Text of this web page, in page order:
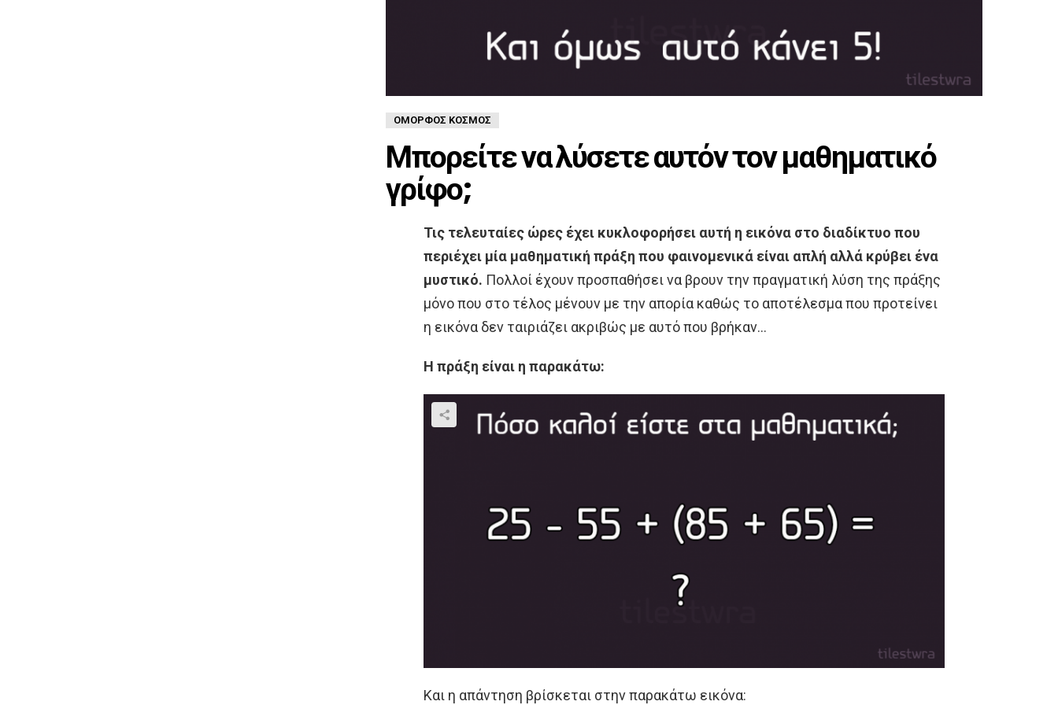
ΌΜΟΡΦΟΣ ΚΌΣΜΟΣ
Μπορείτε να λύσετε αυτόν τον μαθηματικό
γρίφο;
Τις τελευταίες ώρες έχει κυκλοφορήσει αυτή η εικόνα στο διαδίκτυο που
περιέχει μία μαθηματική πράξη που φαινομενικά είναι απλή αλλά κρύβει ένα
μυστικό. Πολλοί έχουν προσπαθήσει να βρουν την πραγματική λύση της πράξης
μόνο που στο τέλος μένουν με την απορία καθώς το αποτέλεσμα που προτείνει
η εικόνα δεν ταιριάζει ακριβώς με αυτό που βρήκαν…
Η πράξη είναι η παρακάτω:
Και η απάντηση βρίσκεται στην παρακάτω εικόνα: